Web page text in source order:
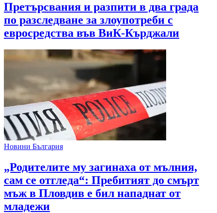
Претърсвания и разпити в два града
по разследване за злоупотреби с
евросредства във ВиК-Кърджали
Новини България
„Родителите му загинаха от мълния,
сам се отгледа“: Пребитият до смърт
мъж в Пловдив е бил нападнат от
младежи